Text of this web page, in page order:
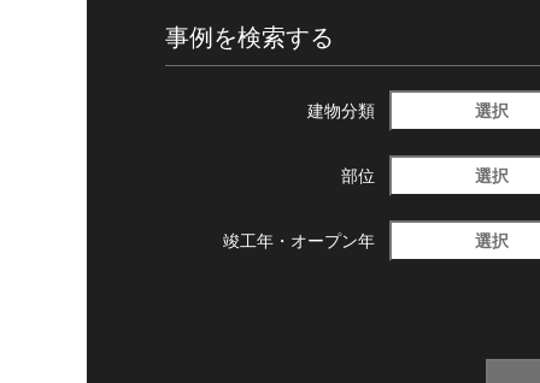
事例を検索する
建物分類 選択
部位 選択
竣工年・ オープン年 選択